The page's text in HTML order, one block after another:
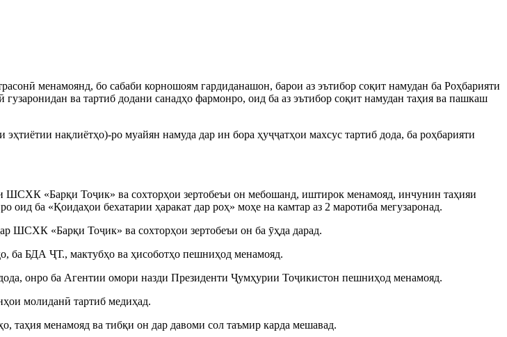
менамоянд, бо сабаби корношоям гардиданашон, барои аз эътибор соқит намудан ба Роҳбарияти
ва тартиб додани санадҳо фармонро, оид ба аз эътибор соқит намудан таҳия ва пашкаш
нақлиётҳо)-ро муайян намуда дар ин бора ҳуҷҷатҳои махсус тартиб дода, ба роҳбарияти
«Барқи Тоҷик» ва сохторҳои зертобеъи он мебошанд, иштирок менамояд, инчунин таҳияи
ба «Қоидаҳои бехатарии ҳаракат дар роҳ» моҳе на камтар аз 2 маротиба мегузаронад.
ШСХК «Барқи Тоҷик» ва сохторҳои зертобеъи он ба ӯҳда дарад.
ба БДА ҶТ., мактубҳо ва ҳисоботҳо пешниҳод менамояд.
онро ба Агентии омори назди Президенти Ҷумҳурии Тоҷикистон пешниҳод менамояд.
молиданӣ тартиб медиҳад.
таҳия менамояд ва тибқи он дар давоми сол таъмир карда мешавад.